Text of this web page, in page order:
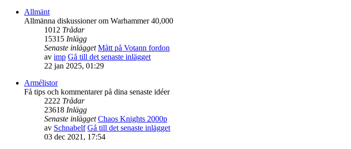
Allmänt
Allmänna diskussioner om Warhammer 40,000
1012 Trådar
15315 Inlägg
Senaste inlägget Mått på Votann fordon
av imp Gå till det senaste inlägget
22 jan 2025, 01:29
Armélistor
Få tips och kommentarer på dina senaste idéer
2222 Trådar
23618 Inlägg
Senaste inlägget Chaos Knights 2000p
av Schnabelf Gå till det senaste inlägget
03 dec 2021, 17:54